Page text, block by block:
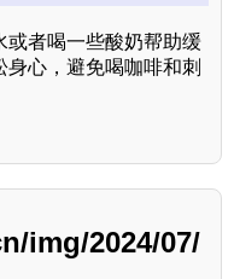
或者喝一些酸奶帮助缓
心，避免喝咖啡和刺
img/2024/07/